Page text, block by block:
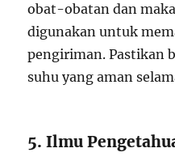
obat-obatan dan
digunakan untuk
pengiriman. Pastikan
suhu yang aman
5. Ilmu